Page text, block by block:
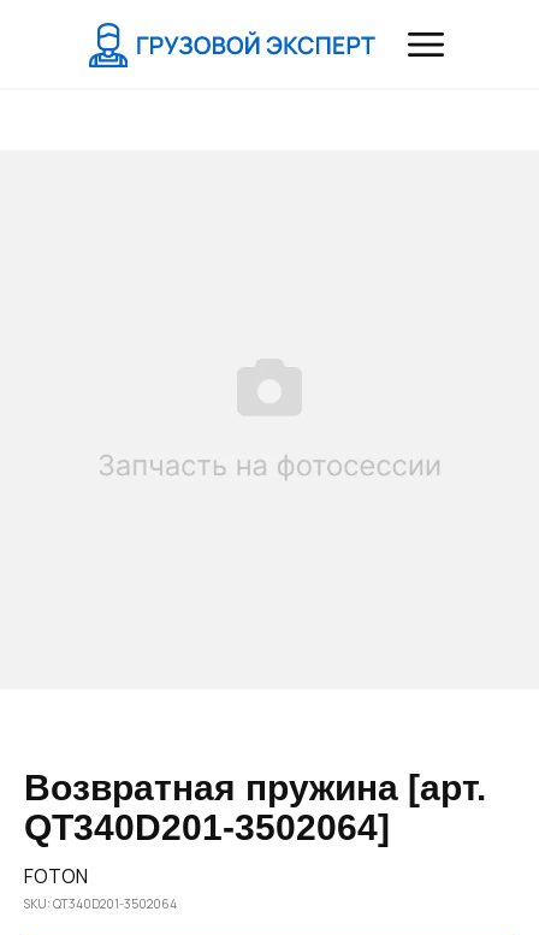
Возвратная пружина [арт.
QT340D201-3502064]
FOTON
SKU: QT340D201-3502064